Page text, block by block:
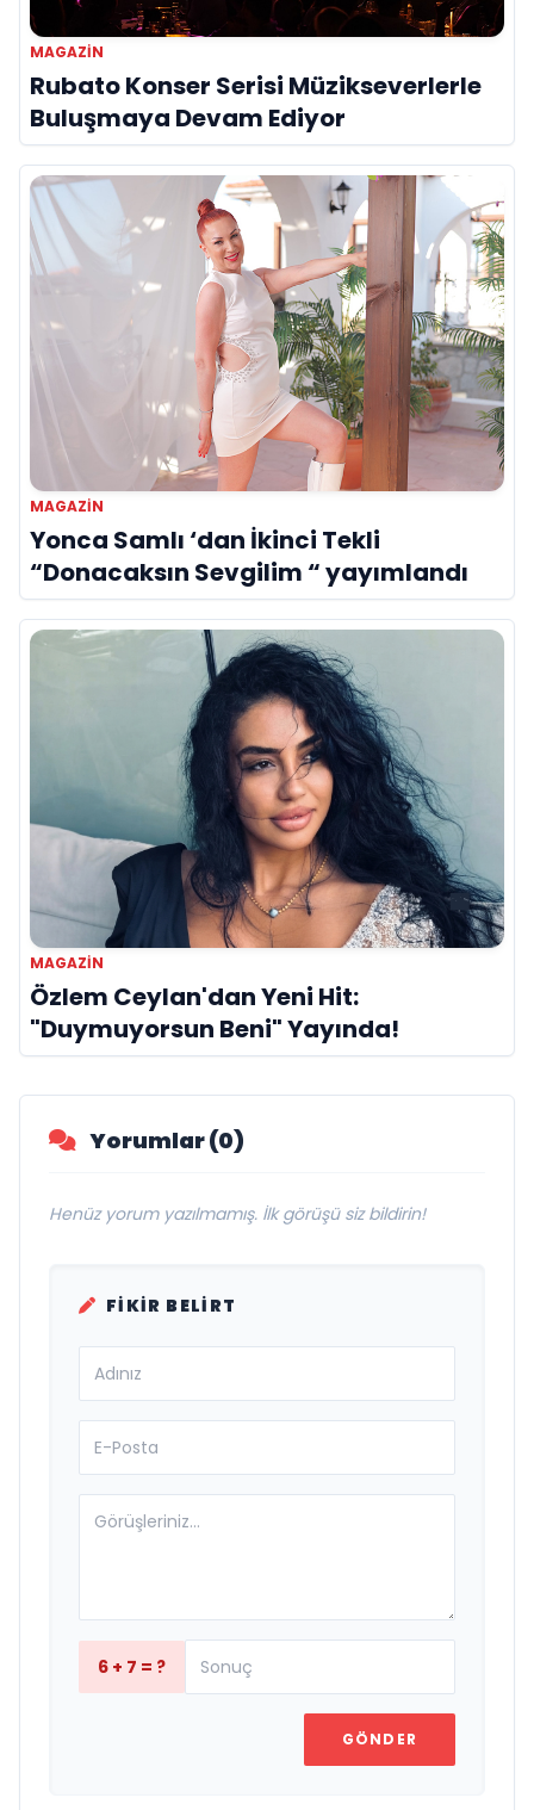
MAGAZIN
Rubato Konser Serisi Müzikseverlerle
Buluşmaya Devam Ediyor
MAGAZIN
Yonca Samlı ‘dan İkinci Tekli
“Donacaksın Sevgilim “ yayımlandı
MAGAZIN
Özlem Ceylan'dan Yeni Hit:
"Duymuyorsun Beni" Yayında!
Yorumlar (0)
Henüz yorum yazılmamış. İlk görüşü siz bildirin!
FIKIR BELIRT
6 + 7 = ?
GÖNDER